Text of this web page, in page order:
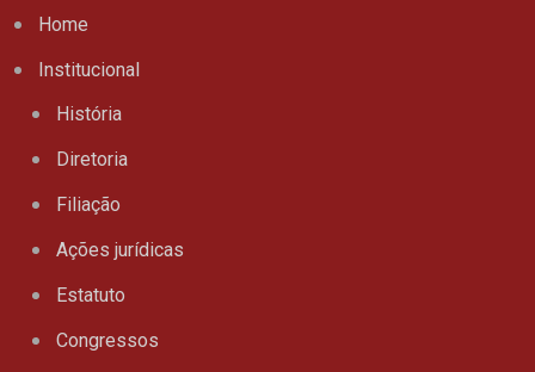
Home
Institucional
História
Diretoria
Filiação
Ações jurídicas
Estatuto
Congressos